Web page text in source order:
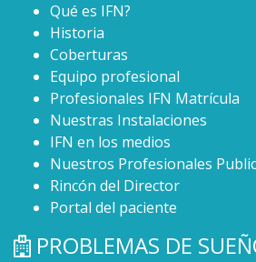
Qué es IFN?
Historia
Coberturas
Equipo profesional
Profesionales IFN Matrícula
Nuestras Instalaciones
IFN en los medios
Nuestros Profesionales
Rincón del Director
Portal del paciente
PROBLEMAS DE